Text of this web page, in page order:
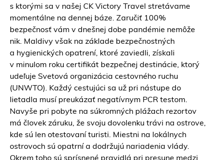
s ktorými sa v našej CK Victory Travel stretávame
momentálne na dennej báze. Zaručiť 100%
bezpečnosť vám v dnešnej dobe pandémie nemôže
nik. Maldivy však na základe bezpečnostných
a hygienických opatrení, ktoré zaviedli, získali
v minulom roku certifikát bezpečnej destinácie, ktorý
udeľuje Svetová organizácia cestovného ruchu
(UNWTO). Každý cestujúci sa už pri nástupe do
lietadla musí preukázať negatívnym PCR testom.
Navyše pri pobyte na súkromných plážach rezortov
má človek záruku, že svoju dovolenku trávi na ostrove,
kde sú len otestovaní turisti. Miestni na lokálnych
ostrovoch sú opatrní a dodržujú nariadenia vlády.
Okrem toho sú sprísnené pravidlá pri presune medzi